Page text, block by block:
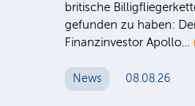
britische
gefunden zu haben:
Finanzinvestor Apollo…
News 08.08.26